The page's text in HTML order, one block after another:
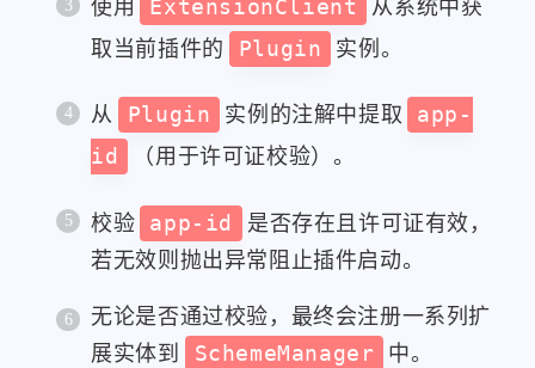
使用 ExtensionClient
从系统中获
取当前插件的
Plugin 实例。
从 Plugin 实例的注解中提取
app-
id
（用于许可证校验）。
校验 app-id
是否存在且许可证有效，
若无效则抛出异常阻止插件启动。
无论是否通过校验，最终会注册一系列扩
展实体到
SchemeManager 中。